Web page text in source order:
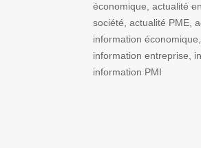
économique, actualité
société, actualité PME,
information
information entreprise,
information PMI